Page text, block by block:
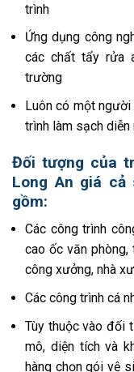
trình
Ứng dụng công
các chất tẩy rửa
trường
Luôn có một
trình làm sạch diễn
Đối tượng của
Long An giá cả
gồm:
Các công trình
cao ốc văn phòng,
công xưởng, nhà
Các công trình cá
Tùy thuộc vào đối
mô, diện tích và
hàng chọn gói vệ